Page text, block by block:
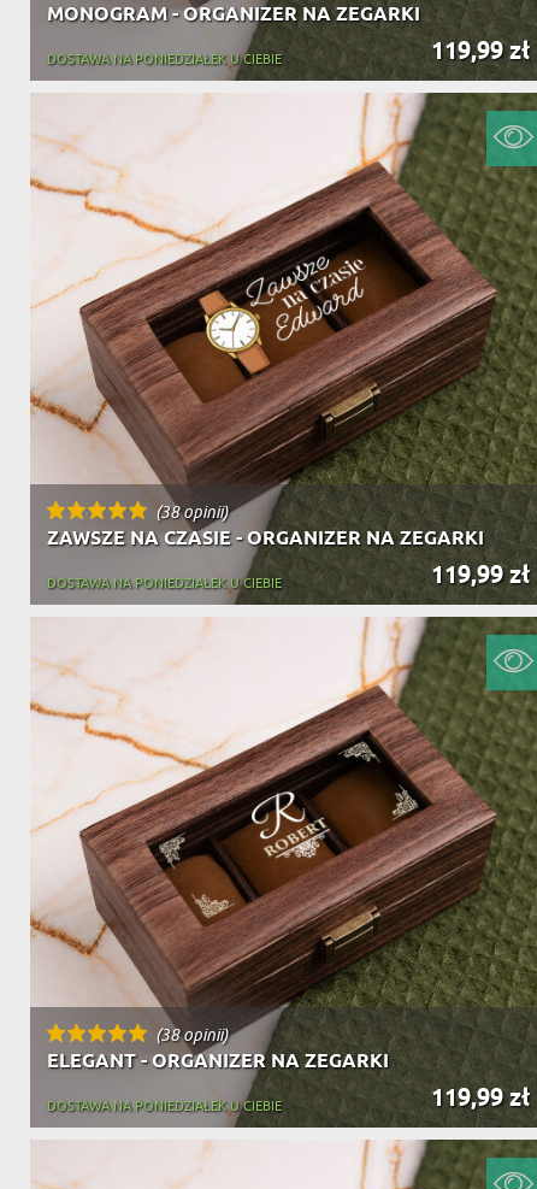
MONOGRAM - ORGANIZER NA ZEGARKI
119,99 zł
DOSTAWA NA PONIEDZIAŁEK U CIEBIE
(38 opinii)
ZAWSZE NA CZASIE - ORGANIZER NA ZEGARKI
119,99 zł
DOSTAWA NA PONIEDZIAŁEK U CIEBIE
(38 opinii)
ELEGANT - ORGANIZER NA ZEGARKI
119,99 zł
DOSTAWA NA PONIEDZIAŁEK U CIEBIE